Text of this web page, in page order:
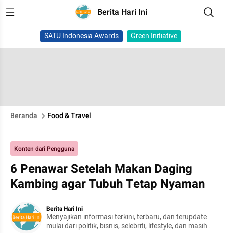
Berita Hari Ini
SATU Indonesia Awards Green Initiative
Beranda Food & Travel
Konten dari Pengguna
6 Penawar Setelah Makan Daging
Kambing agar Tubuh Tetap Nyaman
Berita Hari Ini
Menyajikan informasi terkini, terbaru, dan terupdate
mulai dari politik, bisnis, selebriti, lifestyle, dan masih